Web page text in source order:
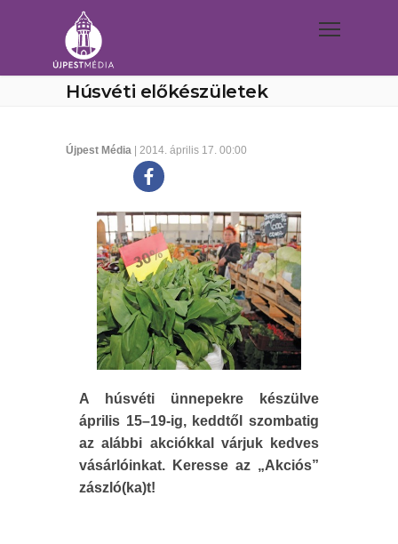
Húsvéti előkészületek
Újpest Média | 2014. április 17. 00:00
A húsvéti ünnepekre készülve
április 15–19-ig, keddtől szombatig
az alábbi akciókkal várjuk kedves
vásárlóinkat. Keresse az „Akciós”
zászló(ka)t!